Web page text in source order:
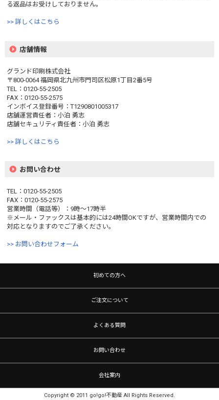
る返品はお受けしておりません。
>> 詳しくはこちら
店舗情報
グランド印刷株式会社
〒800-0064 福岡県北九州市門司区松原1丁目2番5号
TEL：0120-55-2505
FAX：0120-55-2575
インボイス登録番号：T1290801005317
店舗運営責任者：小泊 勇志
店舗セキュリティ責任者：小泊 勇志
>> 詳しくはこちら
お問い合わせ
TEL：0120-55-2505
FAX：0120-55-2575
営業時間（電話等）：9時〜17時半
※メール・ファックスは基本的には24時間OKですが、営業時間内での
対応となりますのでご了承ください。
>> お問い合わせフォーム
初めての方へ
ご注文について
よくある質問
お問い合わせ
会社案内
Copyright © 2011 go!go!不動産 All Rights Reserved.